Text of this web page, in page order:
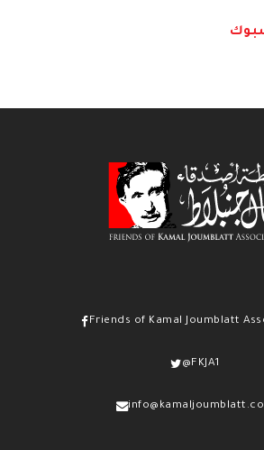
Friends of Kamal Joumblatt
@FKJA1